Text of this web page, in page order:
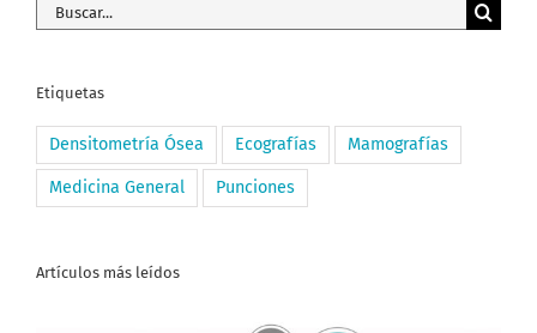
Buscar:
Etiquetas
Densitometría Ósea Ecografías Mamografías
Medicina General Punciones
Artículos más leídos